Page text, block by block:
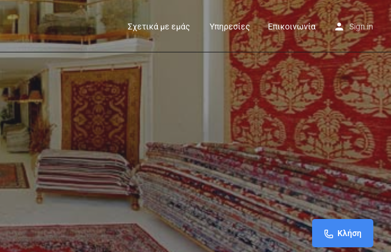
Σχετικά με εμάς Υπηρεσίες Επικοινωνία Sign in
Κλήση